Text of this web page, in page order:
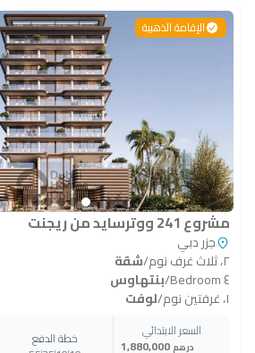
الإقامة الذهبية
مشروع 241 ووترسايد من ريجنت
جزر دبي
٢، ثلاث غرف نوم
/شقة
٤ Bedroom
/بنتهاوس
١، غرفتين نوم
/لوفت
السعر الابتدائي
1,880,000 درهم
خطة الدفع